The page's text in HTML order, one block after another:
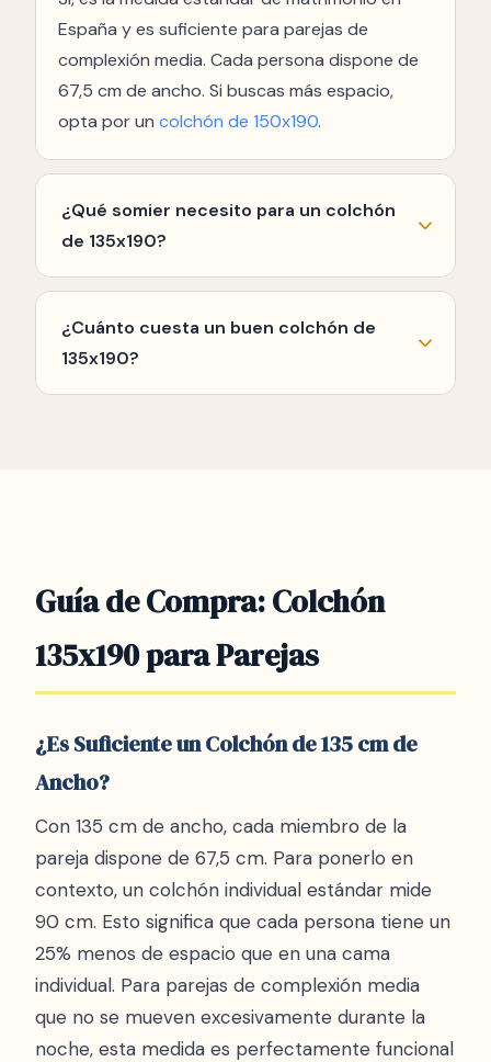
España y es suficiente para parejas de
complexión media. Cada persona dispone de
67,5 cm de ancho. Si buscas más espacio,
opta por un colchón de 150x190.
¿Qué somier necesito para un colchón
de 135x190?
Necesitas unsomiero base de la misma
medida (135x190 cm). Un somier de láminas,
base tapizada o
¿Cuánto cuesta un buen colchón de
135x190?
Guía de Compra: Colchón
135x190 para Parejas
¿Es Suficiente un Colchón de 135 cm de
Ancho?
Con 135 cm de ancho, cada miembro de la
pareja dispone de 67,5 cm. Para ponerlo en
contexto, un colchón individual estándar mide
90 cm. Esto significa que cada persona tiene un
25% menos de espacio que en una cama
individual. Para parejas de complexión media
que no se mueven excesivamente durante la
noche, esta medida es perfectamente funcional